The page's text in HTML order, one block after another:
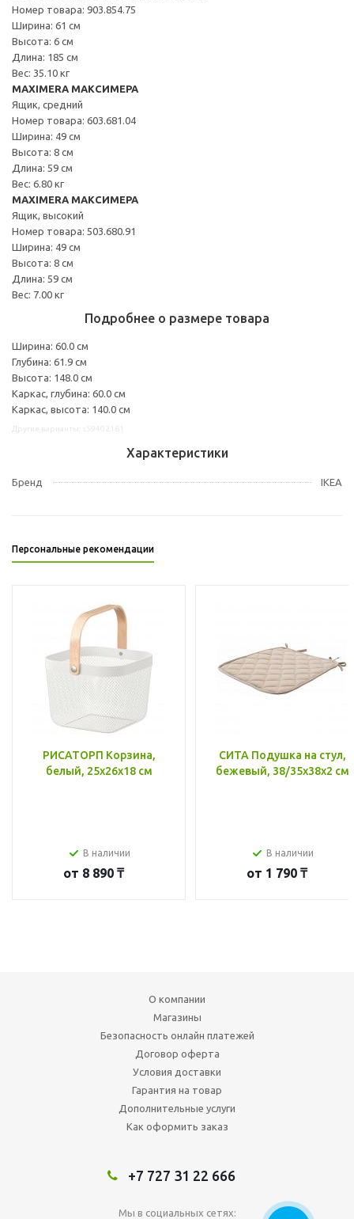
Номер товара: 903.854.75
Ширина: 61 см
Высота: 6 см
Длина: 185 см
Вес: 35.10 кг
MAXIMERA МАКСИМЕРА
Ящик, средний
Номер товара: 603.681.04
Ширина: 49 см
Высота: 8 см
Длина: 59 см
Вес: 6.80 кг
MAXIMERA МАКСИМЕРА
Ящик, высокий
Номер товара: 503.680.91
Ширина: 49 см
Высота: 8 см
Длина: 59 см
Вес: 7.00 кг
Подробнее о размере товара
Ширина: 60.0 см
Глубина: 61.9 см
Высота: 148.0 см
Каркас, глубина: 60.0 см
Каркас, высота: 140.0 см
Характеристики
Бренд IKEA
Персональные рекомендации
РИСАТОРП Корзина,
белый, 25x26x18 см
В наличии
от 8 890 ₸
СИТА Подушка на стул,
бежевый, 38/35x38x2 см
В наличии
от 1 790 ₸
О компании
Магазины
Безопасность онлайн платежей
Договор оферта
Условия доставки
Гарантия на товар
Дополнительные услуги
Как оформить заказ
+7 727 31 22 666
Мы в социальных сетях: